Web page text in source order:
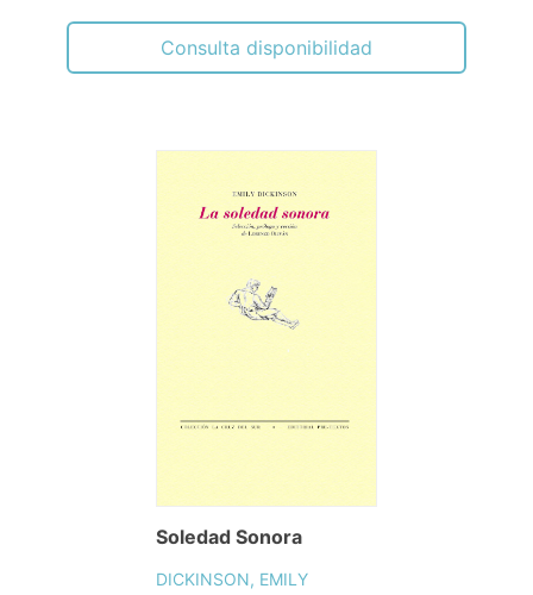
Consulta disponibilidad
Soledad Sonora
DICKINSON, EMILY